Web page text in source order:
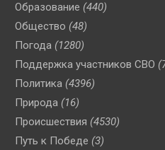
Образование (440)
Общество (48)
Погода (1280)
Поддержка участников СВО
Политика (4396)
Природа (16)
Происшествия (4530)
Путь к Победе (3)